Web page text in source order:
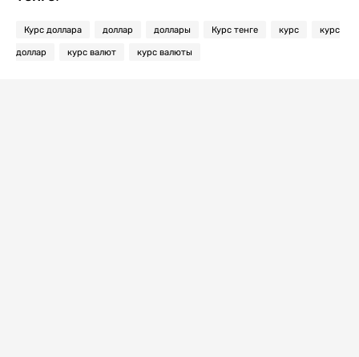
Курс доллара доллар доллары Курс тенге курс курс
доллар курс валют курс валюты